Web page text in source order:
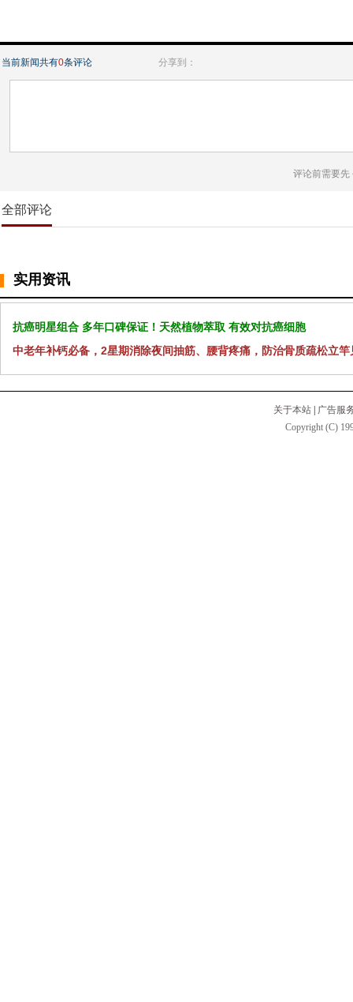
当前新闻共有0条评论 分享到：
评论前需要先
全部评论
实用资讯
抗癌明星组合 多年口碑保证！天然植物萃取 有效对抗癌细胞
中老年补钙必备，2星期消除夜间抽筋、腰背疼痛，防治骨质疏松立竿
关于本站
广告服
Copyright (C)